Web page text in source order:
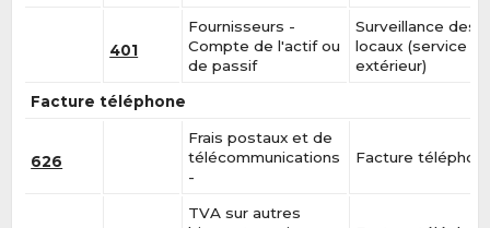
401
Fournisseurs -
Compte de l'actif ou
de passif
Surveillance des
locaux (service
extérieur)
Facture téléphone
626
Frais postaux et de
télécommunications
-
Facture
TVA sur autres